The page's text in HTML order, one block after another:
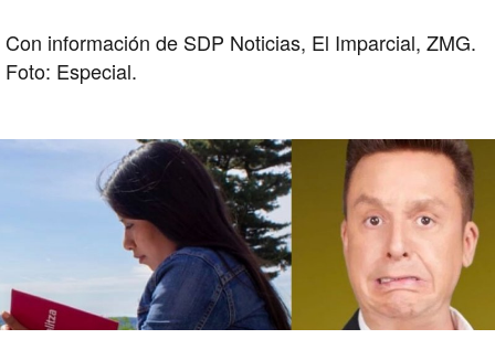
Con información de SDP Noticias, El Imparcial, ZMG.
Foto: Especial.